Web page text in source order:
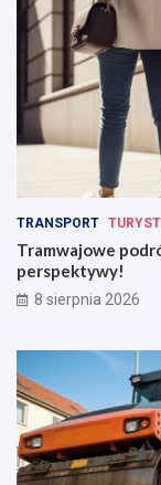
TRANSPORT
Tramwajowe
perspektywy!
8 sierpnia 2026